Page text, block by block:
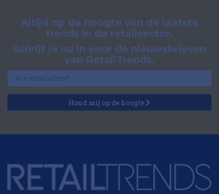
Altijd op de hoogte van de laatste
trends in de retailsector.
Schrijf je nu in voor de nieuwsbrieven
van RetailTrends.
Houd mij op de hoogte